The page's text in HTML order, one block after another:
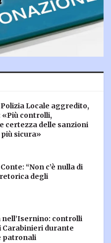
Locale aggredito,
«Più controlli,
certezza delle sanzioni
sicura»
“Non c’è nulla di
degli
nell’Isernino: controlli
durante
patronali